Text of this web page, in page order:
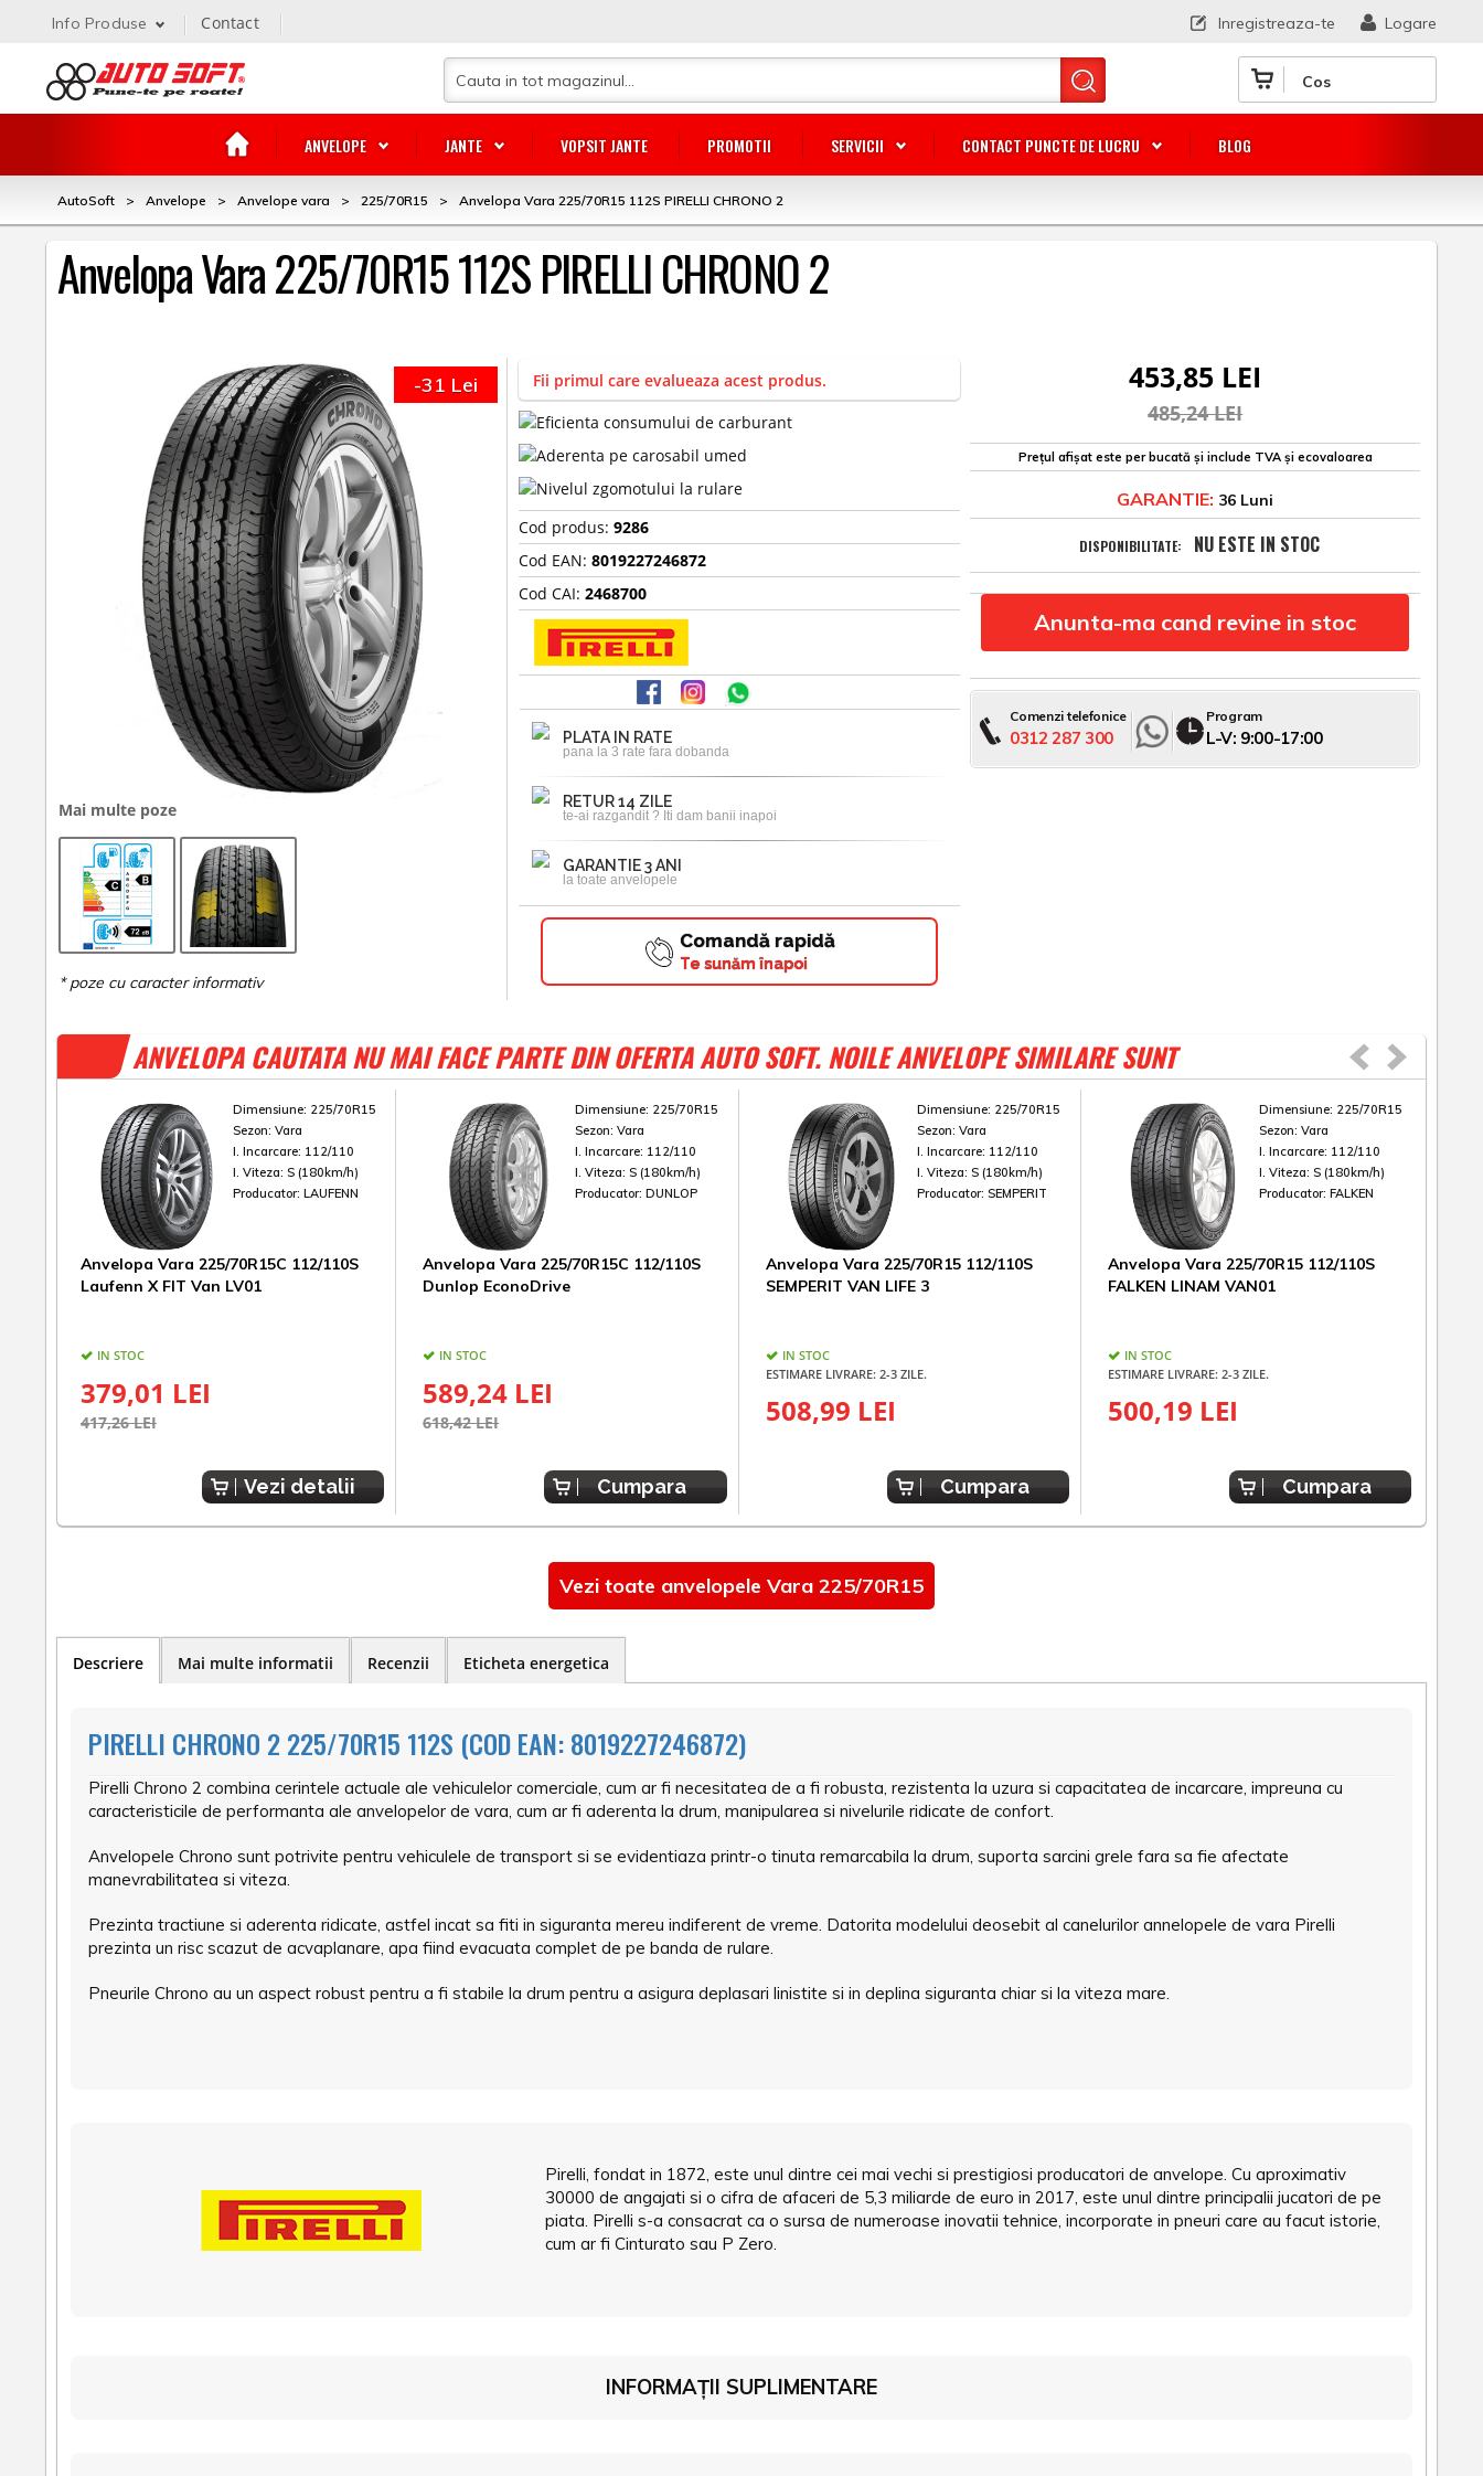
Cos
ANVELOPE JANTE VOPSIT JANTE PROMOTII SERVICII CONTACT PUNCTE DE LUCRU BLOG
Logare
Inregistreaza-te
Info Produse Contact
AutoSoft > Anvelope > Anvelope vara > 225/70R15 > Anvelopa Vara 225/70R15 112S PIRELLI CHRONO 2
Anvelopa Vara 225/70R15 112S PIRELLI CHRONO 2
Mai multe poze
-31 Lei Fii primul care evalueaza acest produs.
Cod produs:9286
Cod EAN:8019227246872
Cod CAI:2468700
PLATA IN RATE
pana la 3 rate fara dobanda
RETUR 14 ZILE
te-ai razgandit ? Iti dam banii inapoi
GARANTIE 3 ANI
la toate anvelopele
Comandă rapidă
Te sunăm înapoi
453,85 LEI
485,24 LEI
Prețul afișat este per bucată și include TVA și ecovaloarea
GARANTIE: 36 Luni
DISPONIBILITATE: NU ESTE IN STOC
Anunta-ma cand revine in stoc
Comenzi telefonice
0312 287 300
Program
L-V: 9:00-17:00
ANVELOPA CAUTATA NU MAI FACE PARTE DIN OFERTA AUTO SOFT. NOILE ANVELOPE SIMILARE SUNT
Dimensiune: 225/70R15
Sezon: Vara
I. Incarcare: 112/110
I. Viteza: S (180km/h)
Producator: LAUFENN
Anvelopa Vara 225/70R15C 112/110S
Laufenn X FIT Van LV01
IN STOC
379,01 LEI
417,26 LEI
Vezi detalii
Dimensiune: 225/70R15
Sezon: Vara
I. Incarcare: 112/110
I. Viteza: S (180km/h)
Producator: DUNLOP
Anvelopa Vara 225/70R15C 112/110S
Dunlop EconoDrive
IN STOC
589,24 LEI
618,42 LEI
Cumpara
Dimensiune: 225/70R15
Sezon:Vara
I. Incarcare: 112/110
I. Viteza: S (180km/h)
Producator: SEMPERIT
Anvelopa Vara 225/70R15 112/110S
SEMPERIT VAN LIFE 3
IN STOC
ESTIMARE LIVRARE: 2-3 ZILE.
508,99 LEI
Cumpara
Dimensiune: 225/70R15
Sezon:Vara
I. Incarcare: 112/110
I. Viteza: S (180km/h)
Producator:FALKEN
Anvelopa Vara 225/70R15 112/110S
FALKEN LINAM VAN01
IN STOC
ESTIMARE LIVRARE: 2-3 ZILE.
500,19 LEI
Cumpara
Vezi toate anvelopele Vara 225/70R15
Descriere Mai multe informatii Recenzii Eticheta energetica
PIRELLI CHRONO 2 225/70R15 112S (COD EAN: 8019227246872)
Pirelli Chrono 2 combina cerintele actuale ale vehiculelor comerciale, cum ar fi necesitatea de a fi robusta, rezistenta la uzura si capacitatea de incarcare, impreuna cu
caracteristicile de performanta ale anvelopelor de vara, cum ar fi aderenta la drum, manipularea si nivelurile ridicate de confort.
Anvelopele Chrono sunt potrivite pentru vehiculele de transport si se evidentiaza printr-o tinuta remarcabila la drum, suporta sarcini grele fara sa fie afectate
manevrabilitatea si viteza.
Prezinta tractiune si aderenta ridicate, astfel incat sa fiti in siguranta mereu indiferent de vreme. Datorita modelului deosebit al canelurilor annelopele de vara Pirelli
prezinta un risc scazut de acvaplanare, apa fiind evacuata complet de pe banda de rulare.
Pneurile Chrono au un aspect robust pentru a fi stabile la drum pentru a asigura deplasari linistite si in deplina siguranta chiar si la viteza mare.
Pirelli, fondat in 1872, este unul dintre cei mai vechi si prestigiosi producatori de anvelope. Cu aproximativ
30000 de angajati si o cifra de afaceri de 5,3 miliarde de euro in 2017, este unul dintre principalii jucatori de pe
piata. Pirelli s-a consacrat ca o sursa de numeroase inovatii tehnice, incorporate in pneuri care au facut istorie,
cum ar fi Cinturato sau P Zero.
INFORMAȚII SUPLIMENTARE